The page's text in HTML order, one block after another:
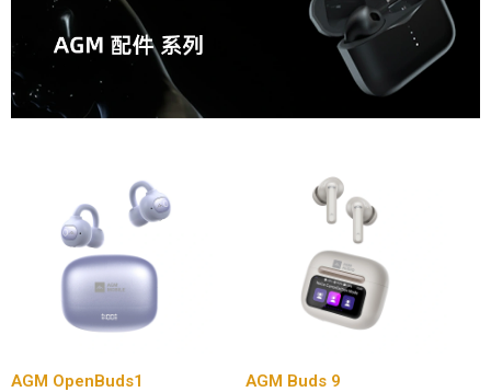
AGM OpenBuds1 AGM Buds 9